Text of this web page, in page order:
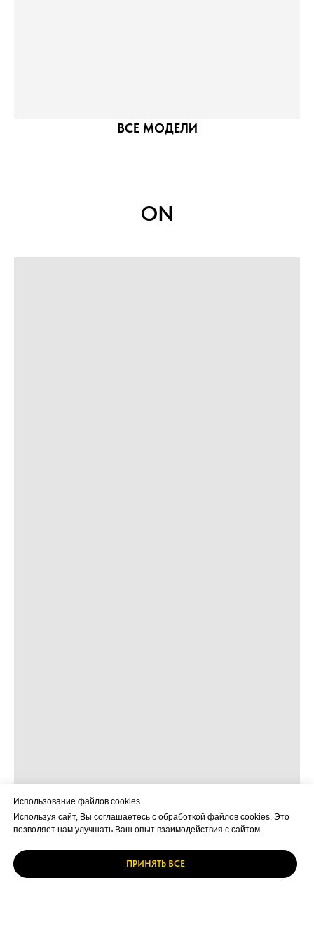
ВСЕ МОДЕЛИ
ON
Использование файлов cookies
Используя сайт, Вы соглашаетесь с обработкой файлов cookies. Это
позволяет нам улучшать Ваш опыт взаимодействия с сайтом.
ПРИНЯТЬ ВСЕ